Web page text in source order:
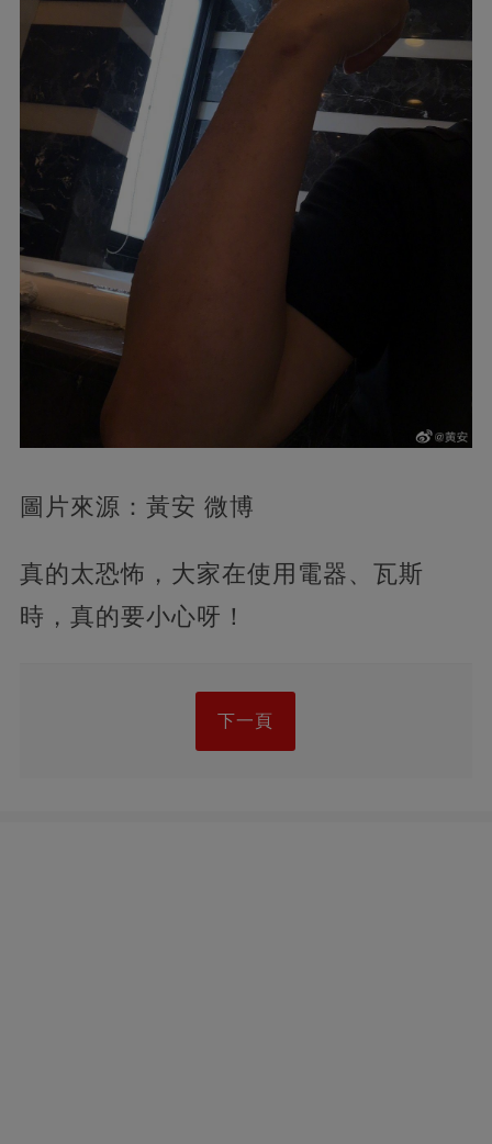
圖片來源：黃安 微博
真的太恐怖，大家在使用電器、瓦斯
時，真的要小心呀！
下一頁